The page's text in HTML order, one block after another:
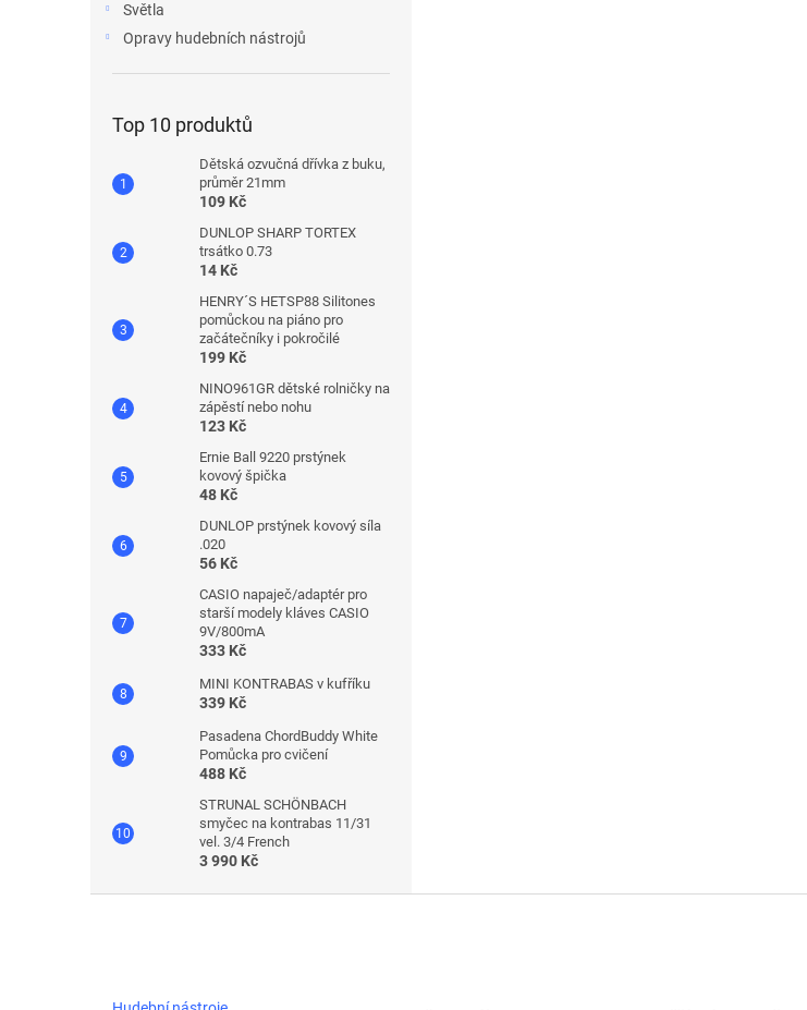
Světla
Opravy hudebních nástrojů
Top 10 produktů
Dětská ozvučná dřívka z buku,
průměr 21mm
109 Kč
DUNLOP SHARP TORTEX
trsátko 0.73
14 Kč
HENRY´S HETSP88 Silitones
pomůckou na piáno pro
začátečníky i pokročilé
199 Kč
NINO961GR dětské rolničky na
zápěstí nebo nohu
123 Kč
Ernie Ball 9220 prstýnek
kovový špička
48 Kč
DUNLOP prstýnek kovový síla
.020
56 Kč
CASIO napaječ/adaptér pro
starší modely kláves CASIO
9V/800mA
333 Kč
MINI KONTRABAS v kufříku
339 Kč
Pasadena ChordBuddy White
Pomůcka pro cvičení
488 Kč
STRUNAL SCHÖNBACH
smyčec na kontrabas 11/31
vel. 3/4 French
3 990 Kč